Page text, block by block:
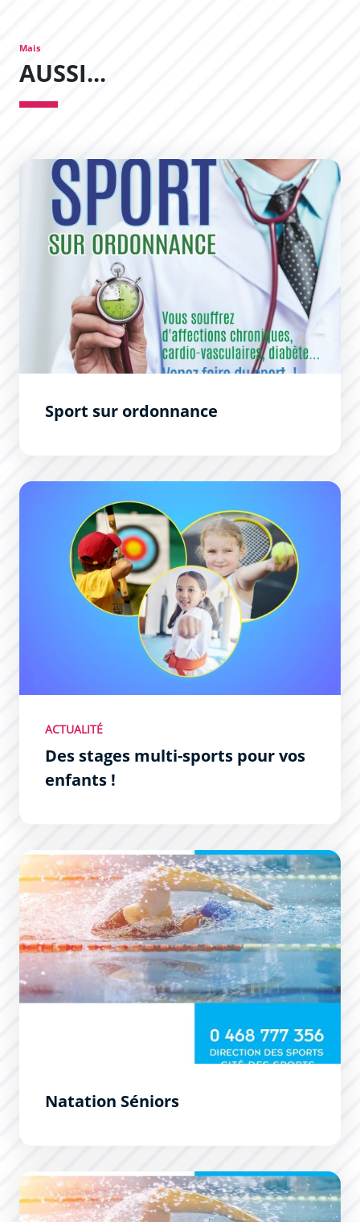
Mais
AUSSI...
Sport sur ordonnance
Sport sur ordonnance
Des stages multi-sports pour vos enfants !
ACTUALITÉ
Des stages multi-sports pour vos
enfants !
Natation Séniors
Natation Séniors
École Municipale de Natation